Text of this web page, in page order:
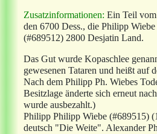
Zusatzinformationen: Ein Teil
den 6700 Dess., die Philipp
(#689512) 2800 Desjatin Land.
Das Gut wurde Kopaschlee
gewesenen Tataren und heißt auf
Nach dem Philipp Ph. Wiebes
Besitzlage änderte sich erneut
wurde ausbezahlt.)
Philipp Philipp Wiebe (#689515)
deutsch "Die Weite". Alexander